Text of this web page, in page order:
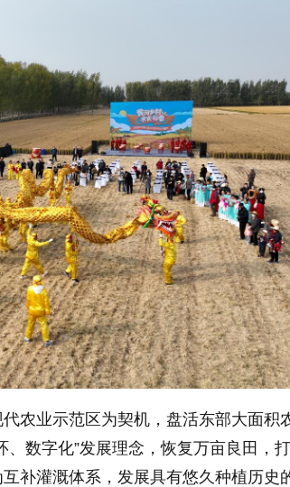
农业示范区为契机，盘活东部大面积
数字化”发展理念，恢复万亩良田，
补灌溉体系，发展具有悠久种植历史